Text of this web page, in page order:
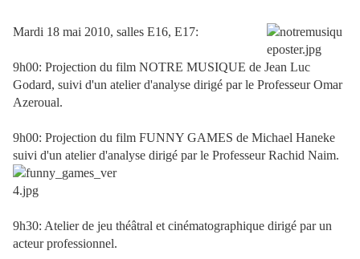
Mardi 18 mai 2010, salles E16, E17:
9h00: Projection du film NOTRE MUSIQUE de Jean Luc
Godard, suivi d'un atelier d'analyse dirigé par le Professeur Omar
Azeroual.
9h00: Projection du film FUNNY GAMES de Michael Haneke
suivi d'un atelier d'analyse dirigé par le Professeur Rachid Naim.
9h30: Atelier de jeu théâtral et cinématographique dirigé par un
acteur professionnel.